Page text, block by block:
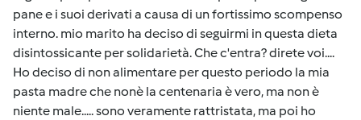
pane e i suoi derivati a causa di un fortissimo scompenso
interno. mio marito ha deciso di seguirmi in questa dieta
disintossicante per solidarietà. Che c'entra? direte voi....
Ho deciso di non alimentare per questo periodo la mia
pasta madre che nonè la centenaria è vero, ma non è
niente male..... sono veramente rattristata, ma poi ho